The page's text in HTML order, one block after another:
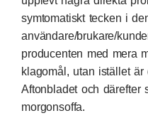
symtomatiskt tecken i
användare/brukare/
producenten med mera
klagomål, utan istället är
Aftonbladet och därefter
morgonsoffa.